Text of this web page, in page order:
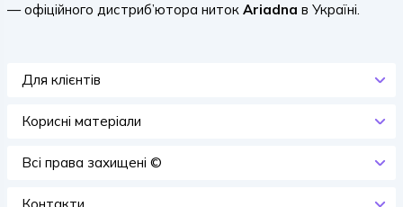
— офіційного дистриб’ютора ниток Ariadna в Україні.
Для клієнтів
Корисні матеріали
Всi права захищенi ©